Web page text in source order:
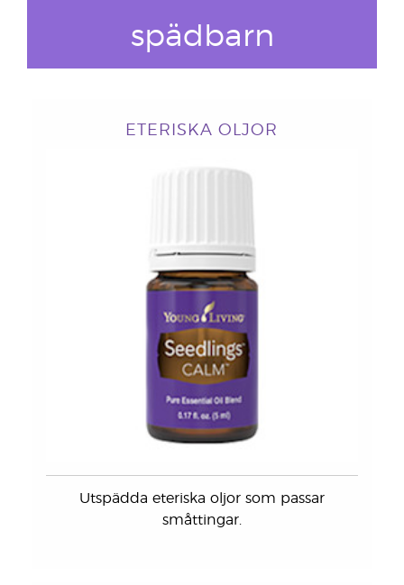
spädbarn
ETERISKA OLJOR
Utspädda eteriska oljor som passar
småttingar.